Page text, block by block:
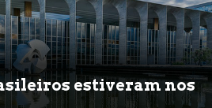
estiveram nos